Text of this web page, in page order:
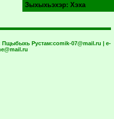
Зыхыхьэхэр:Хэха
Пщыбыхь Рустам:comik-07@mail.ru | e-